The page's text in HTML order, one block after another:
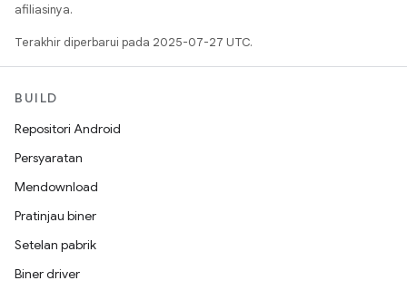
afiliasinya.
Terakhir diperbarui pada 2025-07-27 UTC.
BUILD
Repositori Android
Persyaratan
Mendownload
Pratinjau biner
Setelan pabrik
Biner driver